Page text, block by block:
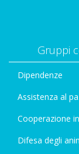
Gruppi
Dipendenze
Assistenza al
Cooperazione
Difesa degli